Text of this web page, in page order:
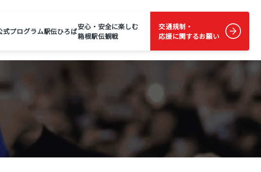
式プログラム駅伝ひろば安心・安全に楽しむ
箱根駅伝観戦
交通規制・
応援に関するお願い